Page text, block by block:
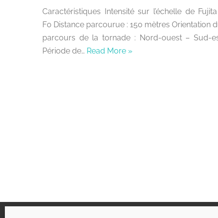
Caractéristiques Intensité sur l’échelle de
F0 Distance parcourue : 150 mètres Orientation
parcours de la tornade : Nord-ouest – Sud-
Période de… Read More »